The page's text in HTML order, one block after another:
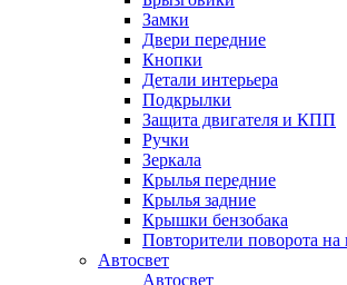
Замки
Двери передние
Кнопки
Детали интерьера
Подкрылки
Защита двигателя и КПП
Ручки
Зеркала
Крылья передние
Крылья задние
Крышки бензобака
Повторители поворота на
Автосвет
Автосвет